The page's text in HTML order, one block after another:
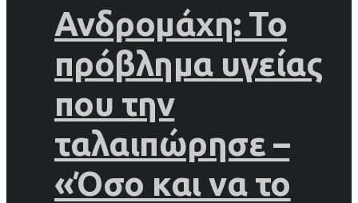
Ανδρομάχη: Το
πρόβλημα υγείας
που την
ταλαιπώρησε –
«Όσο και να το